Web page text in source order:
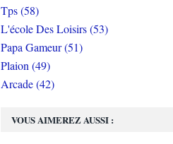
VOUS AIMEREZ AUSSI :
Tps (58)
L'école Des Loisirs (53)
Papa Gameur (51)
Plaion (49)
Arcade (42)